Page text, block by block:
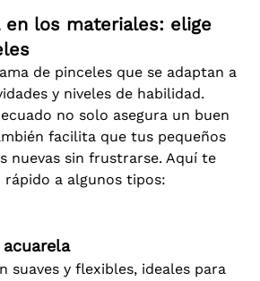
en los materiales: elige
de pinceles que se adaptan a
y niveles de habilidad.
no solo asegura un buen
facilita que tus pequeños
nuevas sin frustrarse. Aquí te
rápido a algunos tipos:
acuarela
suaves y flexibles, ideales para